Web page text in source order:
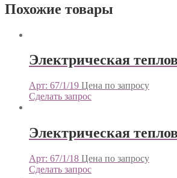
Похожие товары
Электрическая
Арт: 67/1/19 Цена по запросу
Сделать запрос
Электрическая
Арт: 67/1/18 Цена по запросу
Сделать запрос